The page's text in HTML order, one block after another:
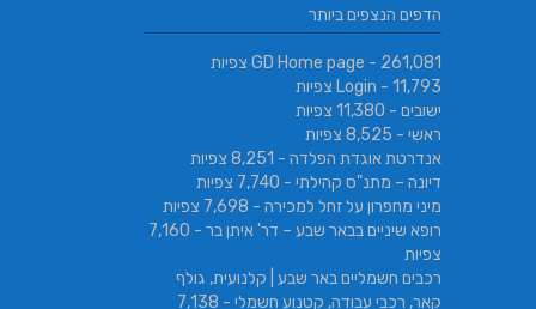
הדפים הנצפים ביותר
GD Home page - 261,081 צפיות
Login - 11,793 צפיות
ישובים - 11,380 צפיות
ראשי - 8,525 צפיות
אנדרטת אוגדת הפלדה - 8,251 צפיות
דיונה – מתנ"ס קהילתי - 7,740 צפיות
מיני מחפרון על זחל למכירה - 7,698 צפיות
רופא שיניים בבאר שבע – דר' איתן בר
- 7,160
צפיות
רכבים חשמליים באר שבע | קלנועית, גולף
קאר, רכבי עבודה, קטנוע חשמלי
- 7,138
SABRESA Brewery מבשלת שיכר | מבשלת
בירה